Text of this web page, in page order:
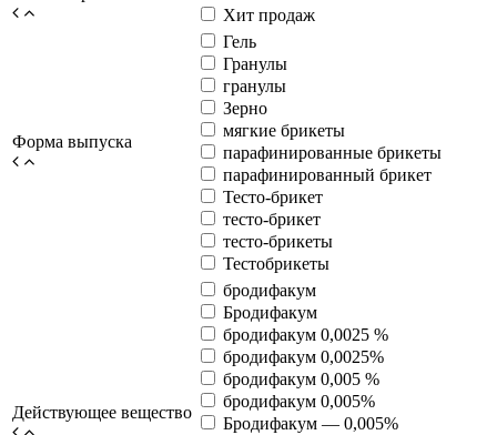
Хит продаж
Форма выпуска
Гель
Гранулы
гранулы
Зерно
мягкие брикеты
парафинированные брикеты
парафинированный брикет
Тесто-брикет
тесто-брикет
тесто-брикеты
Тестобрикеты
Действующее вещество
бродифакум
Бродифакум
бродифакум 0,0025 %
бродифакум 0,0025%
бродифакум 0,005 %
бродифакум 0,005%
Бродифакум — 0,005%